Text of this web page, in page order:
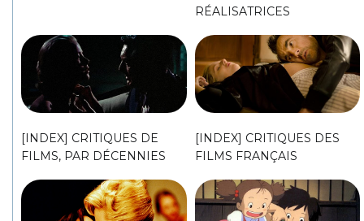
RÉALISATRICES
[INDEX] CRITIQUES DE
FILMS, PAR DÉCENNIES
[INDEX] CRITIQUES DES
FILMS FRANÇAIS